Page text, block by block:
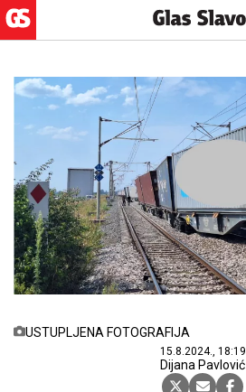
USTUPLJENA FOTOGRAFIJA
15.8.2024., 18:19
Dijana Pavlović